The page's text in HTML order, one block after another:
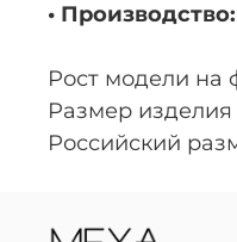
• Производство:
Рост модели на
Размер
Российский